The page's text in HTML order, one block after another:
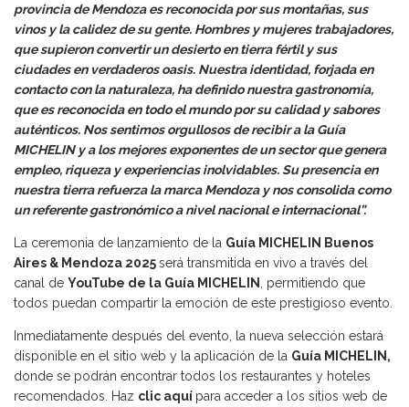
provincia de Mendoza es reconocida por sus montañas, sus
vinos y la calidez de su gente. Hombres y mujeres trabajadores,
que supieron convertir un desierto en tierra fértil y sus
ciudades en verdaderos oasis. Nuestra identidad, forjada en
contacto con la naturaleza, ha definido nuestra gastronomía,
que es reconocida en todo el mundo por su calidad y sabores
auténticos. Nos sentimos orgullosos de recibir a la Guía
MICHELIN y a los mejores exponentes de un sector que genera
empleo, riqueza y experiencias inolvidables. Su presencia en
nuestra tierra refuerza la marca Mendoza y nos consolida como
un referente gastronómico a nivel nacional e internacional”.
La ceremonia de lanzamiento de la Guía MICHELIN Buenos
Aires & Mendoza 2025será transmitida en vivo a través del
canal de YouTube de la Guía MICHELIN
, permitiendo que
todos puedan compartir la emoción de este prestigioso evento.
Inmediatamente después del evento, la nueva selección estará
disponible en el sitio web y la aplicación de la Guía MICHELIN,
donde se podrán encontrar todos los restaurantes y hoteles
recomendados. Haz clic aquí para acceder a los sitios web de